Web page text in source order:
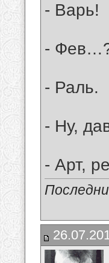
- Варь!
-
- Раль.
- Ну,
- Арт,